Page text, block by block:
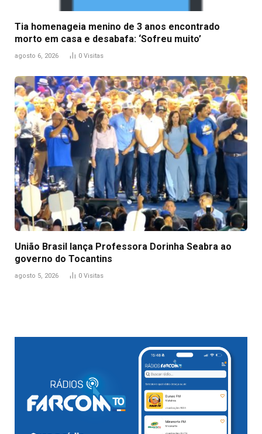
Tia homenageia menino de 3 anos encontrado
morto em casa e desabafa: ‘Sofreu muito’
agosto 6, 2026 0 Visitas
União Brasil lança Professora Dorinha Seabra ao
governo do Tocantins
agosto 5, 2026 0 Visitas